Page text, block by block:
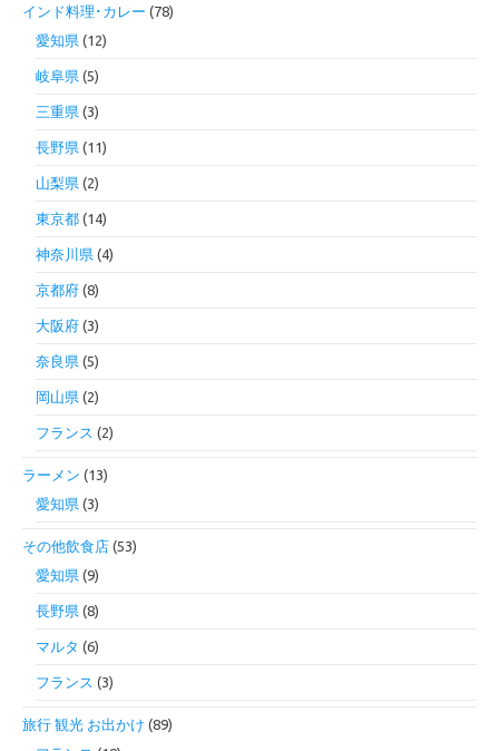
インド料理･カレー (78)
愛知県 (12)
岐阜県 (5)
三重県 (3)
長野県 (11)
山梨県 (2)
東京都 (14)
神奈川県 (4)
京都府 (8)
大阪府 (3)
奈良県 (5)
岡山県 (2)
フランス (2)
ラーメン (13)
愛知県 (3)
その他飲食店 (53)
愛知県 (9)
長野県 (8)
マルタ (6)
フランス (3)
旅行 観光 お出かけ (89)